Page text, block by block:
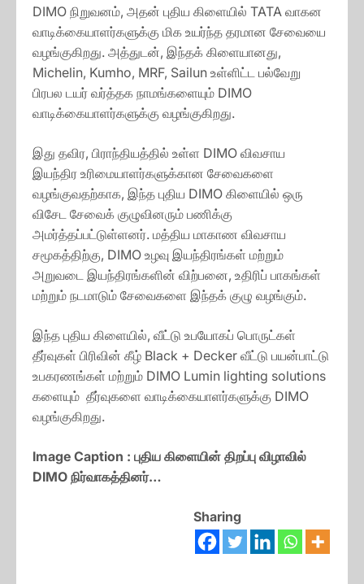
DIMO நிறுவனம், அதன் புதிய கிளையில் TATA வாகன
வாடிக்கையாளர்களுக்கு மிக உயர்ந்த தரமான சேவையை
வழங்குகிறது. அத்துடன், இந்தக் கிளையானது,
Michelin, Kumho, MRF, Sailun உள்ளிட்ட பல்வேறு
பிரபல டயர் வர்த்தக நாமங்களையும் DIMO
வாடிக்கையாளர்களுக்கு வழங்குகிறது.
இது தவிர, பிராந்தியத்தில் உள்ள DIMO விவசாய
இயந்திர உரிமையாளர்களுக்கான சேவைகளை
வழங்குவதற்காக, இந்த புதிய DIMO கிளையில் ஒரு
விசேட சேவைக் குழுவினரும் பணிக்கு
அமர்த்தப்பட்டுள்ளனர். மத்திய மாகாண விவசாய
சமூகத்திற்கு, DIMO உழவு இயந்திரங்கள் மற்றும்
அறுவடை இயந்திரங்களின் விற்பனை, உதிரிப் பாகங்கள்
மற்றும் நடமாடும் சேவைகளை இந்தக் குழு வழங்கும்.
இந்த புதிய கிளையில், வீட்டு உபயோகப் பொருட்கள்
தீர்வுகள் பிரிவின் கீழ் Black + Decker வீட்டு பயன்பாட்டு
உபகரணங்கள் மற்றும் DIMO Lumin lighting solutions
களையும் தீர்வுகளை வாடிக்கையாளர்களுக்கு DIMO
வழங்குகிறது.
Image Caption : புதிய கிளையின் திறப்பு விழாவில்
DIMO நிர்வாகத்தினர்…
Sharing